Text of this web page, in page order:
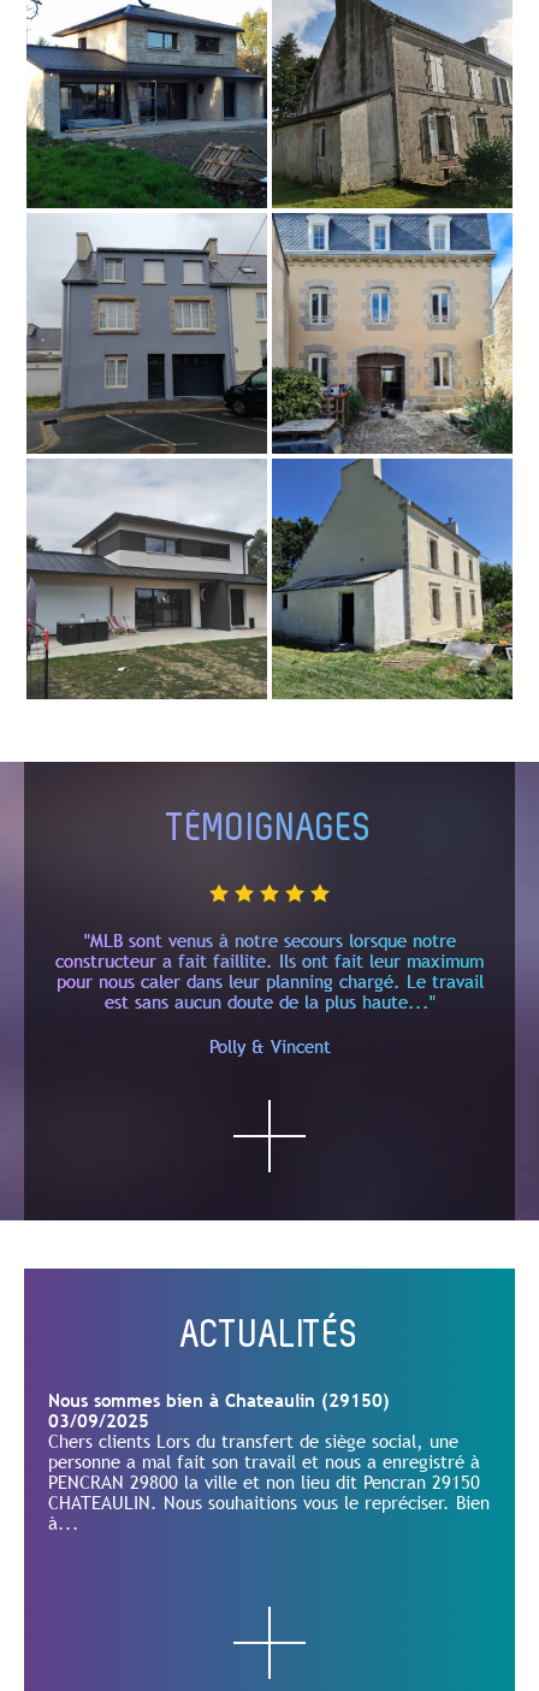
TÉMOIGNAGES
"MLB sont venus à notre secours lorsque notre
constructeur a fait faillite. Ils ont fait leur maximum
pour nous caler dans leur planning chargé. Le travail
est sans aucun doute de la plus haute..."
Polly & Vincent
ACTUALITÉS
Nous sommes bien à Chateaulin (29150)
03/09/2025
Chers clients Lors du transfert de siège social, une
personne a mal fait son travail et nous a enregistré à
PENCRAN 29800 la ville et non lieu dit Pencran 29150
CHATEAULIN. Nous souhaitions vous le repréciser. Bien
à...